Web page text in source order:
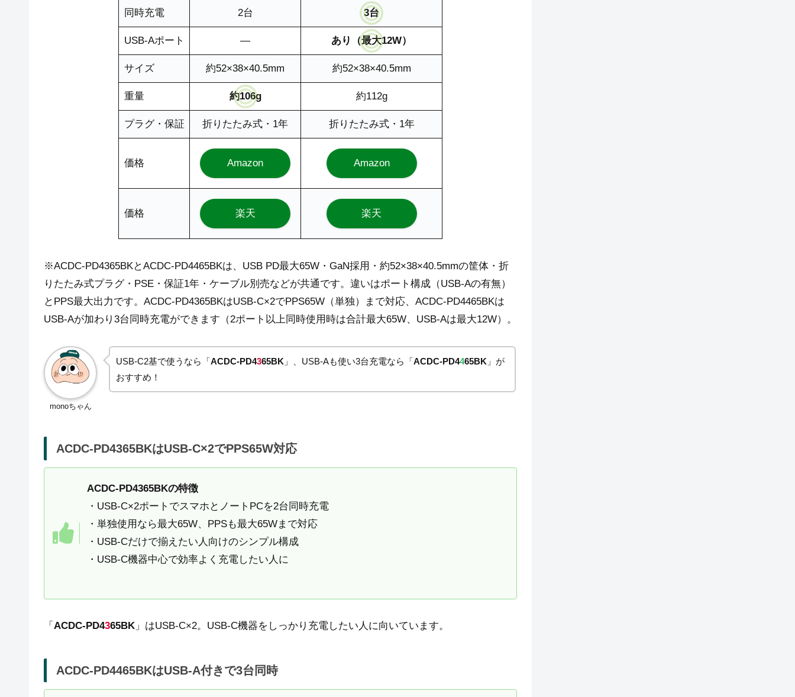
同時充電 2台 3台
USB-Aポート ― あり（最大12W）
サイズ 約52×38×40.5mm 約52×38×40.5mm
重量 約106g 約112g
プラグ・保証 折りたたみ式・1年 折りたたみ式・1年
価格 Amazon Amazon
価格 楽天 楽天
※ACDC-PD4365BKとACDC-PD4465BKは、USB PD最大65W・GaN採用・約52×38×40.5mmの筐体・折
りたたみ式プラグ・PSE・保証1年・ケーブル別売などが共通です。違いはポート構成（USB-Aの有無）
とPPS最大出力です。ACDC-PD4365BKはUSB-C×2でPPS65W（単独）まで対応、ACDC-PD4465BKは
USB-Aが加わり3台同時充電ができます（2ポート以上同時使用時は合計最大65W、USB-Aは最大12W）。
monoちゃん
USB-C2基で使うなら「ACDC-PD4365BK 」、USB-Aも使い3台充電なら「ACDC-PD4465BK 」が
おすすめ！
ACDC-PD4365BKはUSB-C×2でPPS65W対応
ACDC-PD4365BKの特徴
・USB-C×2ポートでスマホとノートPCを2台同時充電
・単独使用なら最大65W、PPSも最大65Wまで対応
・USB-Cだけで揃えたい人向けのシンプル構成
・USB-C機器中心で効率よく充電したい人に
「 ACDC-PD4365BK 」はUSB-C×2。USB-C機器をしっかり充電したい人に向いています。
ACDC-PD4465BKはUSB-A付きで3台同時